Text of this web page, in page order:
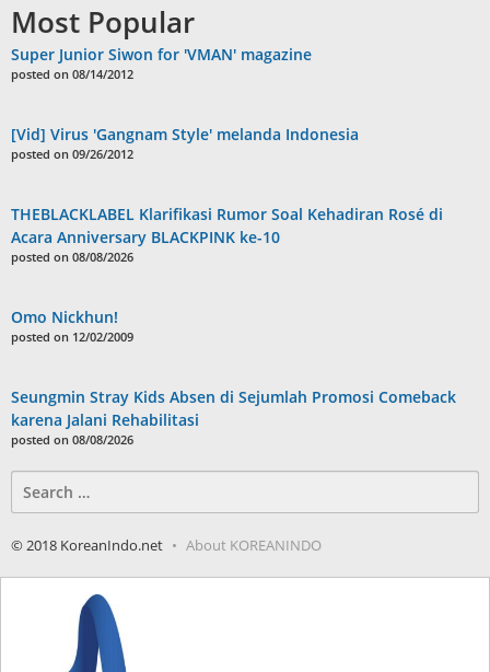
Most Popular
Super Junior Siwon for 'VMAN' magazine
posted on 08/14/2012
[Vid] Virus 'Gangnam Style' melanda Indonesia
posted on 09/26/2012
THEBLACKLABEL Klarifikasi Rumor Soal Kehadiran Rosé di
Acara Anniversary BLACKPINK ke-10
posted on 08/08/2026
Omo Nickhun!
posted on 12/02/2009
Seungmin Stray Kids Absen di Sejumlah Promosi Comeback
karena Jalani Rehabilitasi
posted on 08/08/2026
for:
© 2018 KoreanIndo.net About KOREANINDO